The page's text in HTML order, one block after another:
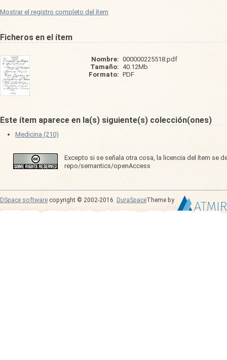
Mostrar el registro completo del ítem
Ficheros en el ítem
Nombre: 000000225518.pdf
Tamaño: 40.12Mb
Formato: PDF
Este ítem aparece en la(s) siguiente(s) colección(ones)
Medicina (210)
Excepto si se señala otra cosa, la licencia del ítem se
repo/semantics/openAccess
DSpace software copyright © 2002-2016 DuraSpaceTheme by